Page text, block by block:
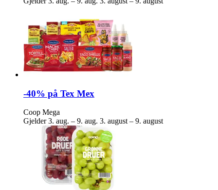
-40% på Tex Mex
Coop Mega
Gjelder 3. aug. – 9. aug. 3. august – 9. august